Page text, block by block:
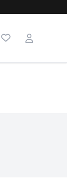
Favoriten
Login